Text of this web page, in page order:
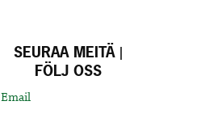
SEURAA MEITÄ |
FÖLJ OSS
Email